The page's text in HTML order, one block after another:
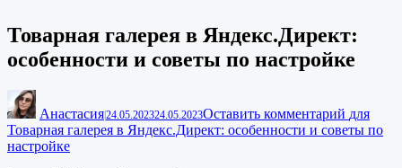
Товарная галерея в Яндекс.Директ:
особенности и советы по настройке
Анастасия24.05.202324.05.2023Оставить комментарий для
Товарная галерея в Яндекс.Директ: особенности и советы по
настройке